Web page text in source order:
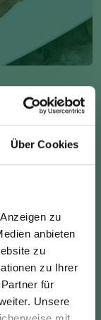
Über Cookies
zu
anbieten
zu
zu Ihrer
für
Unsere
kurz